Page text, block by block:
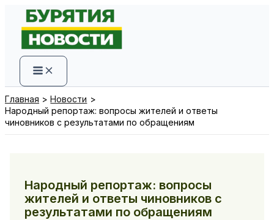
Перейти
содержимому
Главная
Новости
Народный репортаж: вопросы жителей и ответы
чиновников с результатами по обращениям
Народный репортаж: вопросы
жителей и ответы чиновников с
результатами по обращениям